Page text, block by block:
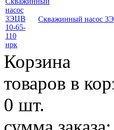
Скважинный насос
Корзина
товаров в
0 шт.